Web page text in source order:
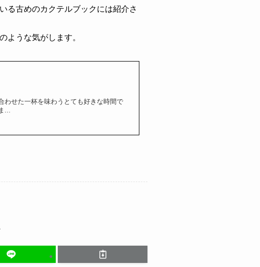
る古めのカクテルブックには紹介さ
ような気がします。
わせた一杯を味わうとても好きな時間で
...